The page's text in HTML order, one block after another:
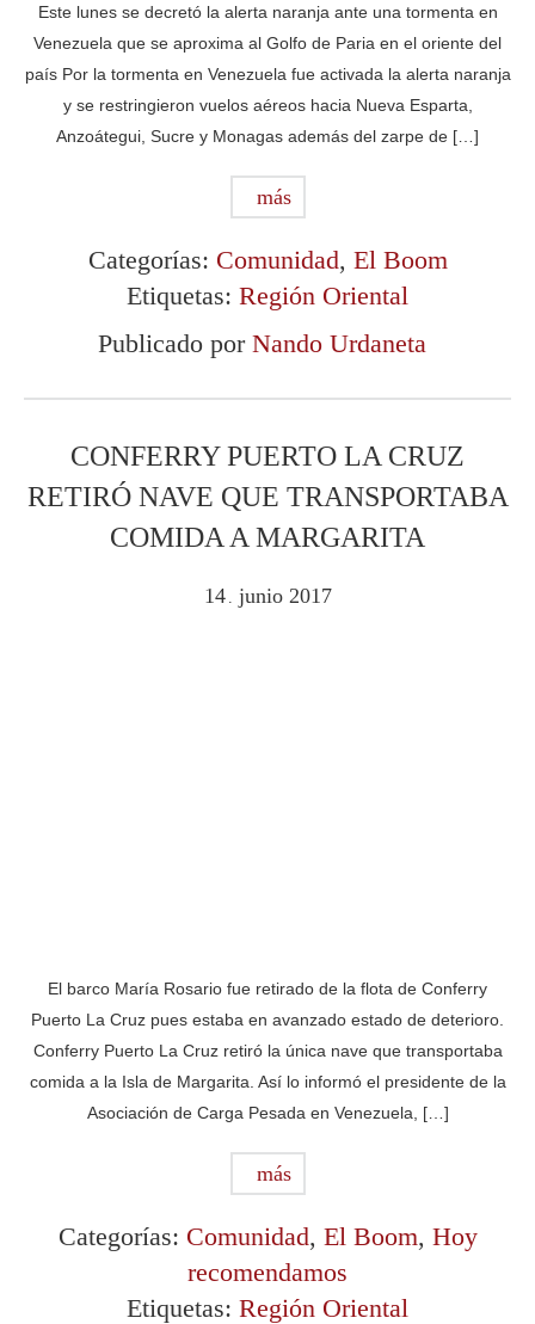
Este lunes se decretó la alerta naranja ante una tormenta en
Venezuela que se aproxima al Golfo de Paria en el oriente del
país Por la tormenta en Venezuela fue activada la alerta naranja
y se restringieron vuelos aéreos hacia Nueva Esparta,
Anzoátegui, Sucre y Monagas además del zarpe de […]
más
Categorías: Comunidad, El Boom
Etiquetas: Región Oriental
Publicado por Nando Urdaneta
CONFERRY PUERTO LA CRUZ
RETIRÓ NAVE QUE TRANSPORTABA
COMIDA A MARGARITA
14 . junio 2017
El barco María Rosario fue retirado de la flota de Conferry
Puerto La Cruz pues estaba en avanzado estado de deterioro.
Conferry Puerto La Cruz retiró la única nave que transportaba
comida a la Isla de Margarita. Así lo informó el presidente de la
Asociación de Carga Pesada en Venezuela, […]
más
Categorías: Comunidad, El Boom, Hoy
recomendamos
Etiquetas: Región Oriental